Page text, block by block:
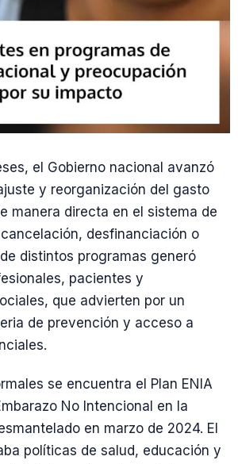
el Gobierno nacional avanzó
y reorganización del gasto
manera directa en el sistema de
desfinanciación o
distintos programas generó
pacientes y
que advierten por un
de prevención y acceso a
se encuentra el Plan ENIA
No Intencional en la
en marzo de 2024. El
políticas de salud, educación y